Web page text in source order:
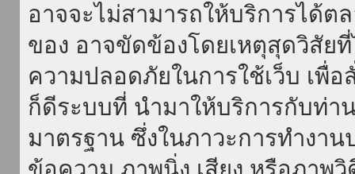
อาจจะไม่สามารถให้บริการได้ต
ของ อาจขัดข้องโดยเหตุสุดวิสัย
ความปลอดภัยในการใช้เว็บ เพื่
ก็ดีระบบที่ นำมาให้บริการกับท่
มาตรฐาน ซึ่งในภาวะการทำงา